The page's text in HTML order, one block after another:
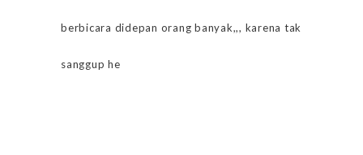
berbicara didepan orang banyak,,, karena tak
sanggup he